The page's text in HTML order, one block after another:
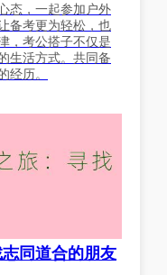
态，一起参加户外
备考更为轻松，也
，考公搭子不仅是
生活方式。共同备
经历。
同道合的朋友